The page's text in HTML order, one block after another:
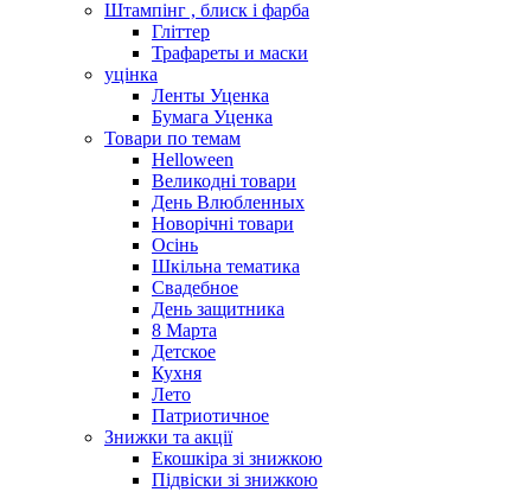
Штампінг , блиск і фарба
Гліттер
Трафареты и маски
уцінка
Ленты Уценка
Бумага Уценка
Товари по темам
Helloween
Великодні товари
День Влюбленных
Новорічні товари
Осінь
Шкільна тематика
Свадебное
День защитника
8 Марта
Детское
Кухня
Лето
Патриотичное
Знижки та акції
Екошкіра зі знижкою
Підвіски зі знижкою